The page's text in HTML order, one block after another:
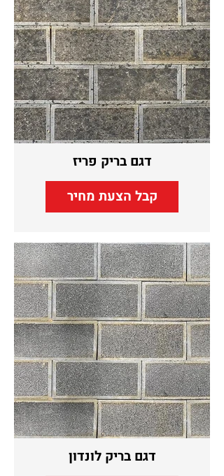
דגם בריק פריז
קבל הצעת מחיר
דגם בריק לונדון